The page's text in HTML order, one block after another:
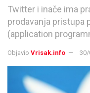
Twitter i inače ima
prodavanja pristupa
(application
Objavio Vrisak.info 30/